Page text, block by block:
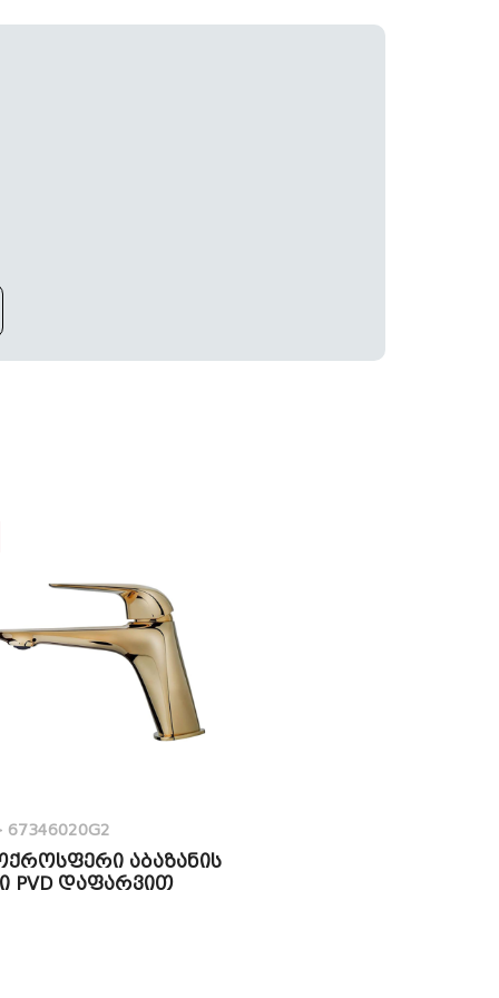
67346020G2
ოქროსფერი აბაზანის
PVD დაფარვით